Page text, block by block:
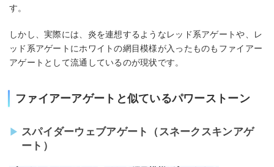
す。
しかし、実際には、炎を連想するようなレッド系アゲートや、レ
ッド系アゲートにホワイトの網目模様が入ったものもファイアー
アゲートとして流通しているのが現状です。
ファイアーアゲートと似ているパワーストーン
スパイダーウェブアゲート（スネークスキンアゲ
ート）